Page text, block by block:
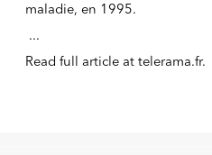
maladie, en 1995.
...
Read full article at telerama.fr.